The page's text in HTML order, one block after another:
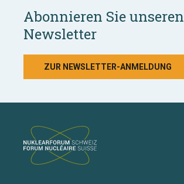
Abonnieren Sie unseren
Newsletter
ZUR NEWSLETTER-ANMELDUNG